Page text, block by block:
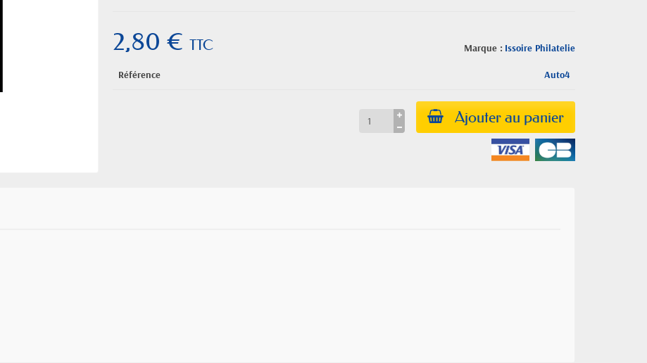
Marque : Issoire Philatelie
2,80 €TTC
Référence Auto4
Ajouter au panier